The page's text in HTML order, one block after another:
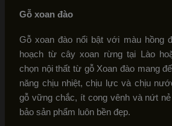
Gỗ xoan đào
Gỗ xoan đào nổi bật với màu hồng
hoạch từ cây xoan rừng tại Lào
chọn nội thất từ gỗ Xoan đào mang
năng chịu nhiệt, chịu lực và chịu
gỗ vững chắc, ít cong vênh và nứt
bảo sản phẩm luôn bền đẹp.